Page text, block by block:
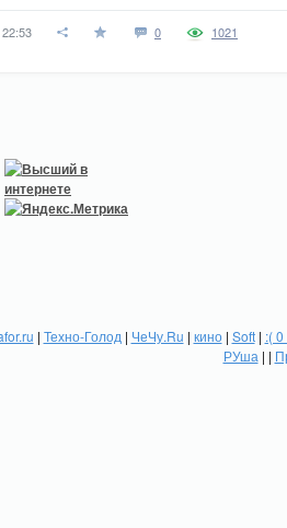
0 1021
| Техно-Голод | ЧеЧу.Ru | кино| Soft| :(
РУша | |